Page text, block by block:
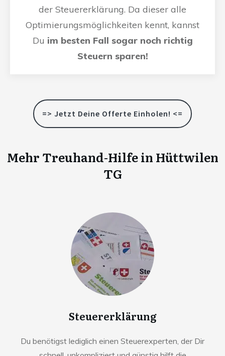
der Steuererklärung. Da dieser alle
Optimierungsmöglichkeiten kennt, kannst
Du im besten Fall sogar noch richtig
Steuern sparen!
=> Jetzt Deine Offerte Einholen! <=
Mehr Treuhand-Hilfe in Hüttwilen
TG
Steuererklärung
Du benötigst lediglich einen Steuerexperten, der Dir